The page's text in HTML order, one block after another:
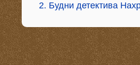
2. Будни детектива